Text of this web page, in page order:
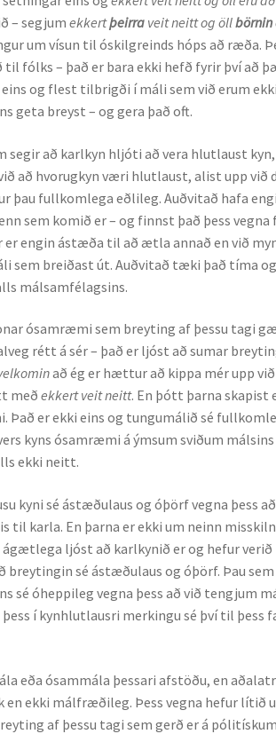
– segjumekkertþeirra veit neitt og öllbörnin
um vísun til óskilgreinds hóps að ræða.
fólks – það er bara ekki hefð fyrir því að
og flest tilbrigði í máli sem við erum
geta breyst – og gera það oft.
segir að karlkyn hljóti að vera hlutlaust
að hvorugkyn væri hlutlaust, alist upp
þau fullkomlega eðlileg. Auðvitað hafa
sem komið er – og finnst það þess
er engin ástæða til að ætla annað en við
sem breiðast út. Auðvitað tæki það tíma
málsamfélagsins.
ósamræmi sem breyting af þessu tagi
rétt á sér – það er ljóst að sumar
að ég er hættur að kippa mér upp
meðekkert veit neitt. En þótt þarna
Það er ekki eins og tungumálið sé
kyns ósamræmi á ýmsum sviðum
ekki neitt.
kyni sé ástæðulaus og óþörf vegna þess
karla. En þarna er ekki um neinn
ljóst að karlkynið er og hefur
breytingin sé ástæðulaus og óþörf. Þau
sé óheppileg vegna þess að við tengjum
í kynhlutlausri merkingu sé því til þess
eða ósammála þessari afstöðu, en
ekki málfræðileg. Þess vegna hefur lítið
af þessu tagi sem gerð er á